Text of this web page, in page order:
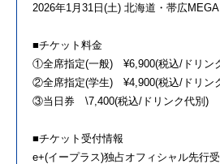
2026年1⽉31⽇(⼟) 北海道・帯広
■チケット料金
①全席指定(一般) ¥6,900(税込/ドリン
②全席指定(学生) ¥4,900(税込/ドリン
③当日券 \7,400(税込/ドリンク代別)
■チケット受付情報
e+(イープラス)独占オフィシャル先行